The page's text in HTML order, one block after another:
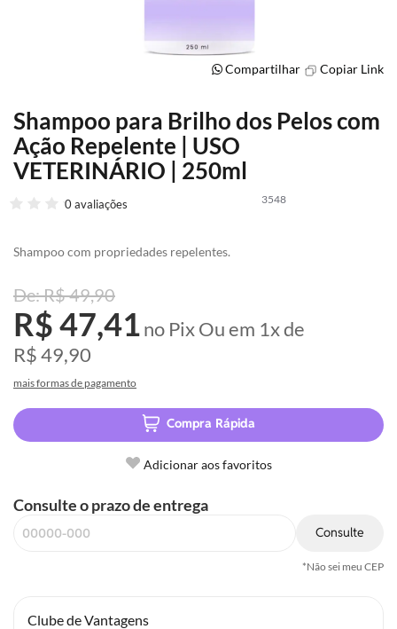
Shampoo para Brilho dos Pelos com
Ação Repelente | USO
VETERINÁRIO | 250ml
3548
0 avaliações
Shampoo com propriedades repelentes.
R$ 49,90
R$ 47,41no PixOu em 1xde
R$ 49,90
mais formas de pagamento
Compra Rápida
Adicionar aos favoritos
Consulte o prazo de entrega
Consulte
*Não sei meu CEP
Clube de Vantagens
Compartilhar Copiar Link
Saltar
para
o
início